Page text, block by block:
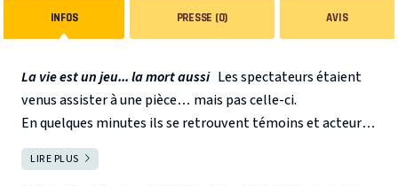
INFOS PRESSE (0) AVIS
La vie est un jeu... la mort aussi Les spectateurs étaient
venus assister à une pièce… mais pas celle-ci.
En quelques minutes ils se retrouvent témoins et acteurs
impuissants de la partie infernale dictée par Dédale, le
célèbre tueur en série.
LIRE PLUS